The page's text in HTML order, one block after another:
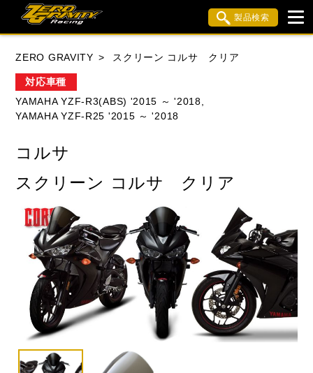
製品検索
KAWASAKI
DUCATI MV AGUSTA TRIUMPH
閉じる
ZERO GRAVITY スクリーン コルサ クリア
対応車種
YAMAHA YZF-R3(ABS) '2015 ～ '2018,
YAMAHA YZF-R25 '2015 ～ '2018
コルサ
スクリーン コルサ クリア